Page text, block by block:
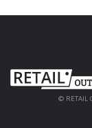
© RETAIL